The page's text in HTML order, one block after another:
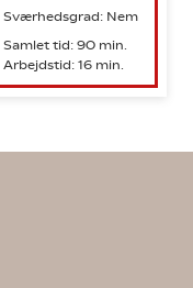
Sværhedsgrad: Nem
Samlet tid: 90 min.
Arbejdstid: 16 min.